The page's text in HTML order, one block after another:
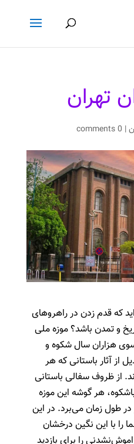
تهران
|
0 comments
که قدم زدن در راهروهای
و تمدن باشد؟ موزه ملی
هزاران سال شکوه و
آثار باستانی که هر
از ظروف سفالی باستانی
هر گوشه این موزه
طول زمان می‌برد. در این
را با این نگین درخشان
را برای بازدید